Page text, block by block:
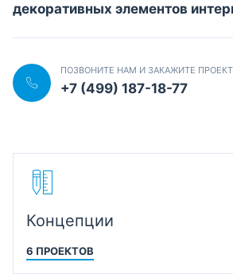
декоративных элементов
ПОЗВОНИТЕ НАМ И ЗАКАЖИТЕ ПРОЕКТ
+7 (499) 187-18-77
Концепции
6 ПРОЕКТОВ